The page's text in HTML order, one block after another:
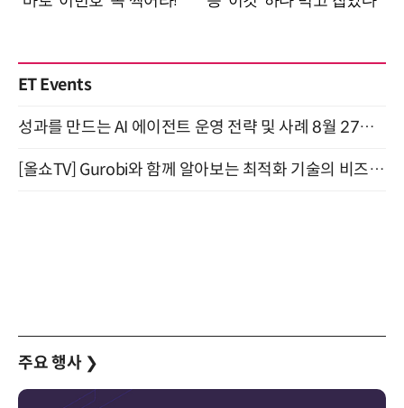
ET Events
성과를 만드는 AI 에이전트 운영 전략 및 사례 8월 27일 개최
[올쇼TV] Gurobi와 함께 알아보는 최적화 기술의 비즈니스 활용 (8월 20일 생방송)
주요 행사 ❯